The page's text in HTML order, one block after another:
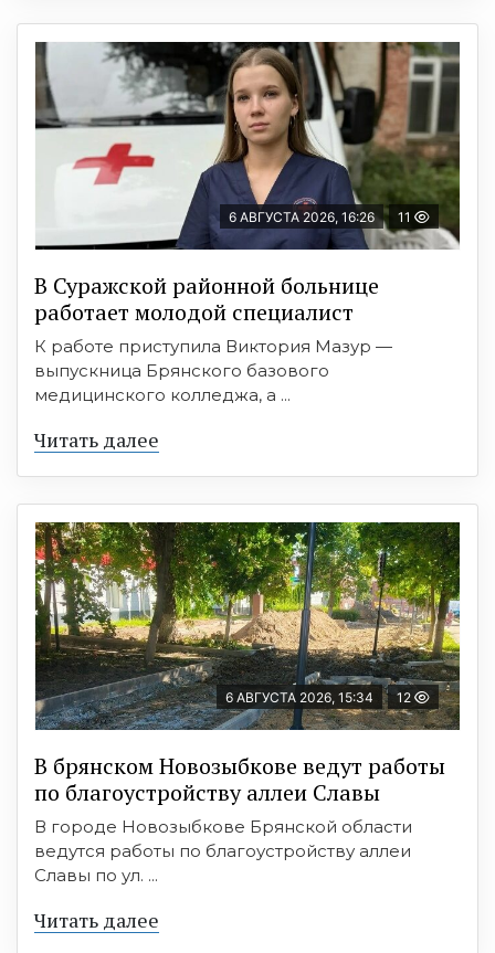
6 АВГУСТА 2026, 16:26 11
В Суражской районной больнице
работает молодой специалист
К работе приступила Виктория Мазур —
выпускница Брянского базового
медицинского колледжа, а ...
Читать далее
6 АВГУСТА 2026, 15:34 12
В брянском Новозыбкове ведут работы
по благоустройству аллеи Славы
В городе Новозыбкове Брянской области
ведутся работы по благоустройству аллеи
Славы по ул. ...
Читать далее